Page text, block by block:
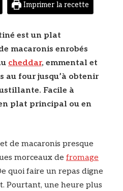
Imprimer la recette
est un plat
macaronis enrobés
cheddar, emmental et
au four jusqu’à obtenir
Facile à
plat principal ou en
de macaronis presque
morceaux de fromage
quoi faire un repas digne
Pourtant, une heure plus